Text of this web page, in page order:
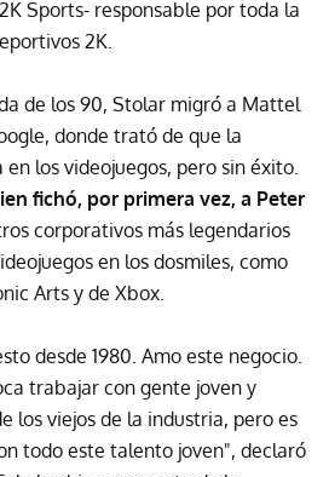
Sports- responsable por toda la
2K.
de los 90, Stolar migró a Mattel
donde trató de que la
los videojuegos, pero sin éxito.
fichó, por primera vez, a Peter
corporativos más legendarios
en los dosmiles, como
Arts y de Xbox.
desde 1980. Amo este negocio.
trabajar con gente joven y
los viejos de la industria, pero es
todo este talento joven", declaró